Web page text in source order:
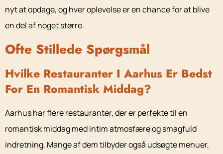
nyt at opdage, og hver oplevelse er en chance for at blive
en del af noget større.
Ofte Stillede Spørgsmål
Hvilke Restauranter I Aarhus Er Bedst
For En Romantisk Middag?
Aarhus har flere restauranter, der er perfekte til en
romantisk middag med intim atmosfære og smagfuld
indretning. Mange af dem tilbyder også udsøgte menuer,